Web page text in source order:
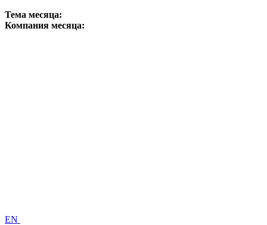
Тема месяца:
Компания месяца:
EN